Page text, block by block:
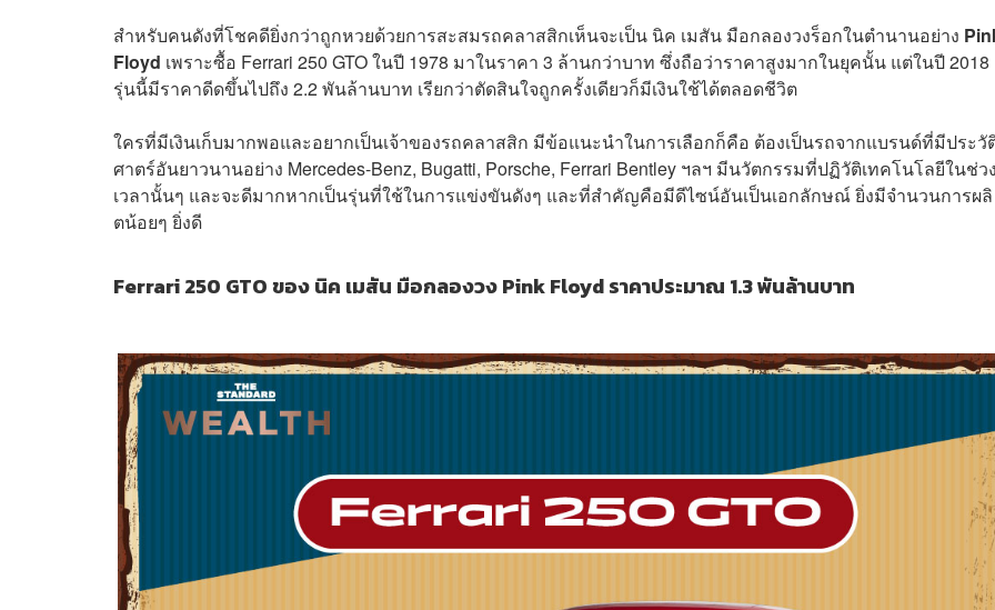
สำหรับคนดังที่โชคดียิ่งกว่าถูกหวยด้วยการสะสมรถคลาสสิกเห็นจะเป็น นิค เมสัน มือกลองวงร็อกในตำนานอย่าง
Floyd เพราะซื้อ Ferrari 250 GTO ในปี 1978 มาในราคา 3 ล้านกว่าบาท ซึ่งถือว่าราคาสูงมากในยุคนั้น แต่ในปี
รุ่นนี้มีราคาดีดขึ้นไปถึง 2.2 พันล้านบาท เรียกว่าตัดสินใจถูกครั้งเดียวก็มีเงินใช้ได้ตลอดชีวิต
ใครที่มีเงินเก็บมากพอและอยากเป็นเจ้าของรถคลาสสิก มีข้อแนะนำในการเลือกก็คือ ต้องเป็นรถจากแบรนด์ที่มีประวั
ศาตร์อันยาวนานอย่าง Mercedes-Benz, Bugatti, Porsche, Ferrari Bentley ฯลฯ มีนวัตกรรมที่ปฏิวัติเทคโนโลยีในช่วง
เวลานั้นๆ และจะดีมากหากเป็นรุ่นที่ใช้ในการแข่งขันดังๆ และที่สำคัญคือมีดีไซน์อันเป็นเอกลักษณ์ ยิ่งมีจำนวนการผลิ
ตน้อยๆ ยิ่งดี
Ferrari 250 GTO ของ นิค เมสัน มือกลองวงPink Floyd ราคาประมาณ 1.3 พันล้านบาท